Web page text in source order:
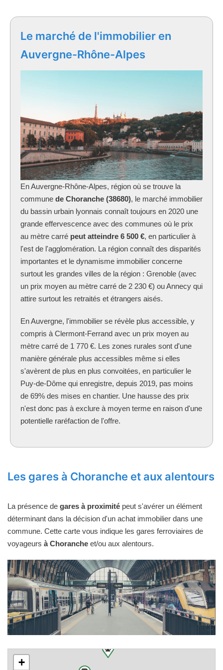
Le marché de l'immobilier en
Auvergne-Rhône-Alpes
En Auvergne-Rhône-Alpes, région où se trouve la
commune de Choranche (38680), le marché immobilier
du bassin urbain lyonnais connaît toujours en 2020 une
grande effervescence avec des communes où le prix
au mètre carré peut atteindre 6 500 €, en particulier à
l'est de l'agglomération. La région connaît des disparités
importantes et le dynamisme immobilier concerne
surtout les grandes villes de la région : Grenoble (avec
un prix moyen au mètre carré de 2 230 €) ou Annecy qui
attire surtout les retraités et étrangers aisés.
En Auvergne, l'immobilier se révèle plus accessible, y
compris à Clermont-Ferrand avec un prix moyen au
mètre carré de 1 770 €. Les zones rurales sont d'une
manière générale plus accessibles même si elles
s'avèrent de plus en plus convoitées, en particulier le
Puy-de-Dôme qui enregistre, depuis 2019, pas moins
de 69% des mises en chantier. Une hausse des prix
n'est donc pas à exclure à moyen terme en raison d'une
potentielle raréfaction de l'offre.
Les gares à Choranche et aux alentours
La présence de gares à proximité peut s'avérer un élément
déterminant dans la décision d'un achat immobilier dans une
commune. Cette carte vous indique les gares ferroviaires de
voyageurs à Choranche et/ou aux alentours.
+